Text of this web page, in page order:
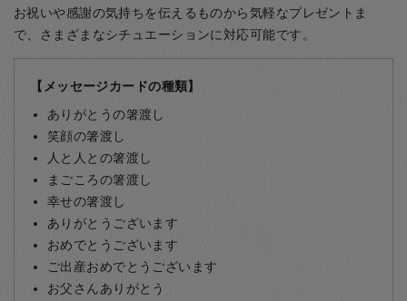
お祝いや感謝の気持ちを伝えるものから気軽なプレゼントま
で、さまざまなシチュエーションに対応可能です。
【メッセージカードの種類】
ありがとうの箸渡し
笑顔の箸渡し
人と人との箸渡し
まごころの箸渡し
幸せの箸渡し
ありがとうございます
おめでとうございます
ご出産おめでとうございます
お父さんありがとう